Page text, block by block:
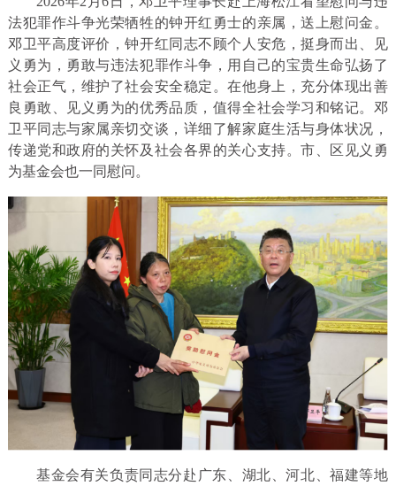
法犯罪作斗争光荣牺牲的钟开红勇士的亲属，送上慰问金。
邓卫平高度评价，钟开红同志不顾个人安危，挺身而出、见
义勇为，勇敢与违法犯罪作斗争，用自己的宝贵生命弘扬了
社会正气，维护了社会安全稳定。在他身上，充分体现出善
良勇敢、见义勇为的优秀品质，值得全社会学习和铭记。邓
卫平同志与家属亲切交谈，详细了解家庭生活与身体状况，
传递党和政府的关怀及社会各界的关心支持。市、区见义勇
为基金会也一同慰问。
基金会有关负责同志分赴广东、湖北、河北、福建等地